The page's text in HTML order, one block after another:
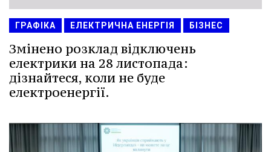
ГРАФІКА ЕЛЕКТРИЧНА ЕНЕРГІЯ БІЗНЕС
Змінено розклад відключень
електрики на 28 листопада:
дізнайтеся, коли не буде
електроенергії.